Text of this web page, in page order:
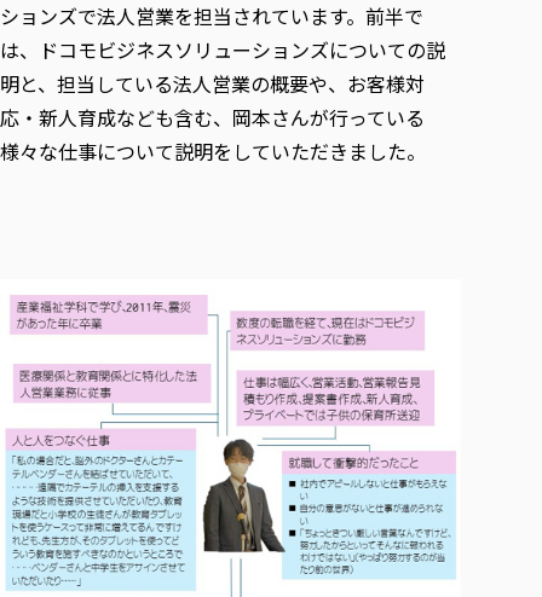
ションズで法人営業を担当されています。前半で
は、ドコモビジネスソリューションズについての説
明と、担当している法人営業の概要や、お客様対
応・新人育成なども含む、岡本さんが行っている
様々な仕事について説明をしていただきました。